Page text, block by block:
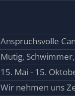
Anspruchsvolle
Mutig,
15. Mai - 15.
Wir nehmen uns